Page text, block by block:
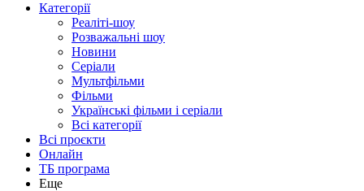
Категорії
Реаліті-шоу
Розважальні шоу
Новини
Серіали
Мультфільми
Фільми
Українські фільми і серіали
Всі категорії
Всі проєкти
Онлайн
ТБ програма
Еще